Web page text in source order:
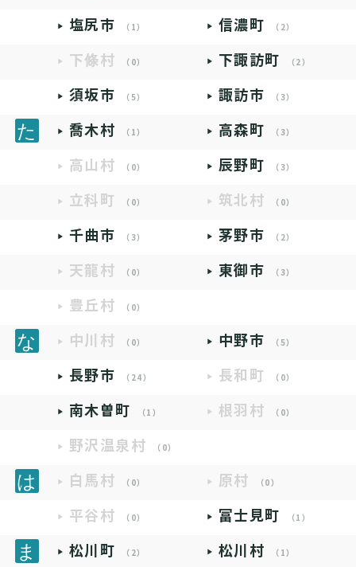
塩尻市 （1） 信濃町 （2）
下條村 （0） 下諏訪町 （2）
須坂市 （5） 諏訪市 （3）
喬木村 （1） 高森町 （3）
高山村 （0） 辰野町 （3）
立科町 （0） 筑北村 （0）
千曲市 （3） 茅野市 （2）
天龍村 （0） 東御市 （3）
豊丘村 （0）
中川村 （0） 中野市 （5）
長野市 （24） 長和町 （0）
南木曽町 （1） 根羽村 （0）
野沢温泉村 （0）
白馬村 （0） 原村 （0）
平谷村 （0） 富士見町 （1）
松川町 （2） 松川村 （1）